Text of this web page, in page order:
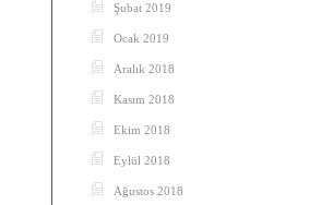
Şubat 2019
Ocak 2019
Aralık 2018
Kasım 2018
Ekim 2018
Eylül 2018
Ağustos 2018